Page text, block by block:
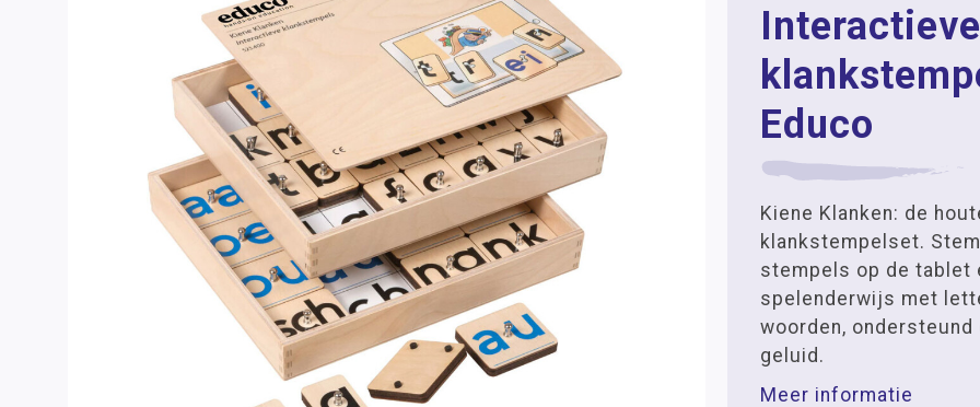
Interactieve
Educo
Kiene Klanken: de
klankstempelset.
stempels op de tablet
spelenderwijs met
woorden, ondersteund
geluid.
Meer informatie